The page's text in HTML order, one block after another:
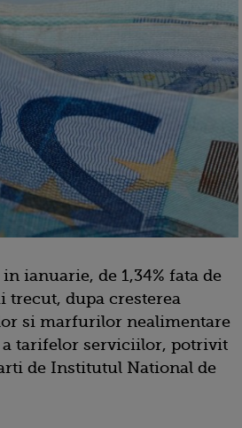
ianuarie, de 1,34% fata de
trecut, dupa cresterea
si marfurilor nealimentare
a tarifelor serviciilor, potrivit
de Institutul National de